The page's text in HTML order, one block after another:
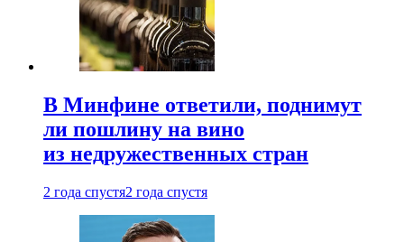
В Минфине ответили, поднимут
ли пошлину на вино
из недружественных стран
2 года спустя2 года спустя